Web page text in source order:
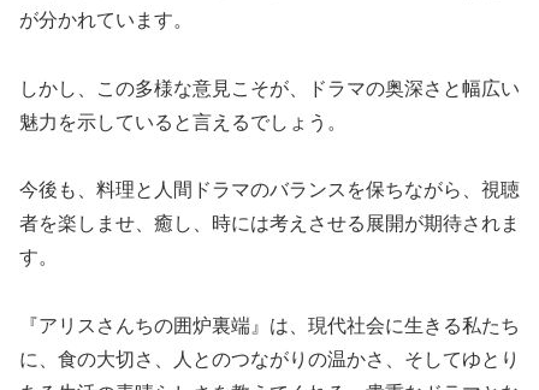
が分かれています。
しかし、この多様な意見こそが、ドラマの奥深さと幅広い
魅力を示していると言えるでしょう。
今後も、料理と人間ドラマのバランスを保ちながら、視聴
者を楽しませ、癒し、時には考えさせる展開が期待されま
す。
『アリスさんちの囲炉裏端』は、現代社会に生きる私たち
に、食の大切さ、人とのつながりの温かさ、そしてゆとり